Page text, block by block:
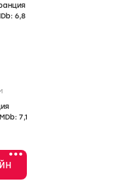
6,8
7,1
•••